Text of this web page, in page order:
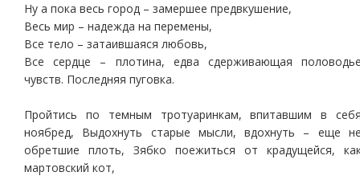
Ну а пока весь город – замершее предвкушение,
Весь мир – надежда на перемены,
Все тело – затаившаяся любовь,
Все сердце – плотина, едва сдерживающая
чувств. Последняя пуговка.
Пройтись по темным тротуаринкам, впитавшим в
ноябред, Выдохнуть старые мысли, вдохнуть – еще
обретшие плоть, Зябко поежиться от крадущейся,
мартовский кот,